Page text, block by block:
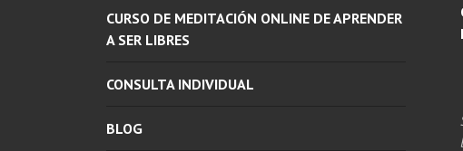
CURSO DE MEDITACIÓN ONLINE DE APRENDER
A SER LIBRES
CONSULTA INDIVIDUAL
BLOG